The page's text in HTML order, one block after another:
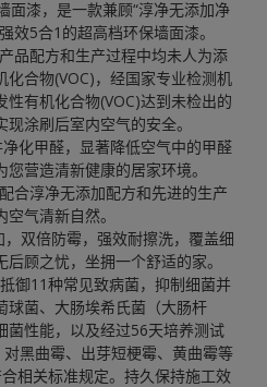
面漆，是一款兼顾“淳净无添加净
效5合1的超高档环保墙面漆。
品配方和生产过程中均未人为添
合物(VOC)，经国家专业检测机
有机化合物(VOC)达到未检出的
涂刷后室内空气的安全。
化甲醛，显著降低空气中的甲醛
营造清新健康的居家环境。
合淳净无添加配方和先进的生产
气清新自然。
双倍防霉，强效耐擦洗，覆盖细
顾之忧，坐拥一个舒适的家。
御11种常见致病菌，抑制细菌并
球菌、大肠埃希氏菌（大肠杆
菌性能，以及经过56天培养测试
对黑曲霉、出芽短梗霉、黄曲霉等
相关标准规定。持久保持施工效